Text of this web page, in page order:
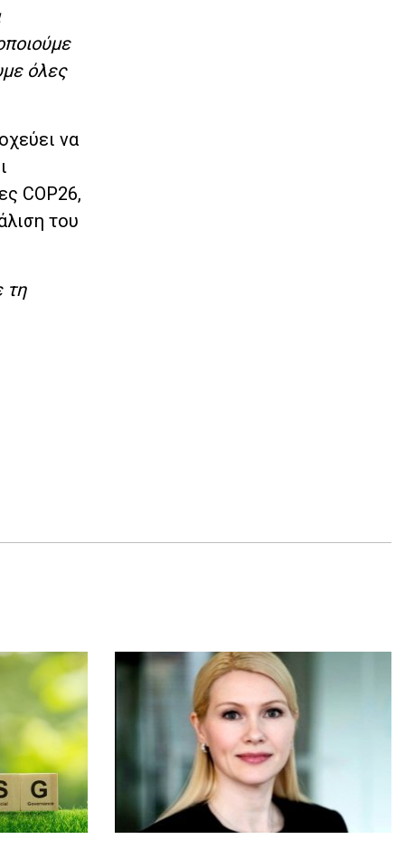
όλες
να
COP26,
του
τη